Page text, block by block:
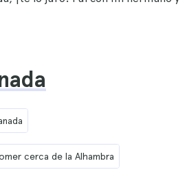
cerca de la Alhambra